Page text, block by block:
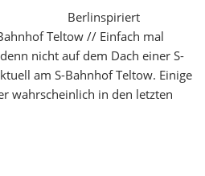
Berlinspiriert
Teltow // Einfach mal
nicht auf dem Dach einer S-
am S-Bahnhof Teltow. Einige
wahrscheinlich in den letzten